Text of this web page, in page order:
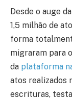
Desde o auge
1,5 milhão de
forma
migraram para
da plataforma
atos realizados
escrituras,